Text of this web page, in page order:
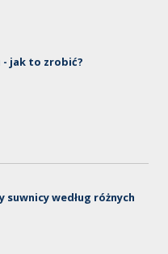
jak to zrobić?
według różnych